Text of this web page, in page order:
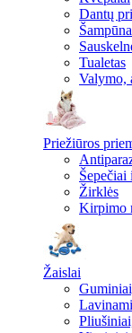
Dantų
Tualetas
Valymo,
Priežiūros
Šepečiai
Žirklės
Kirpimo
Žaislai